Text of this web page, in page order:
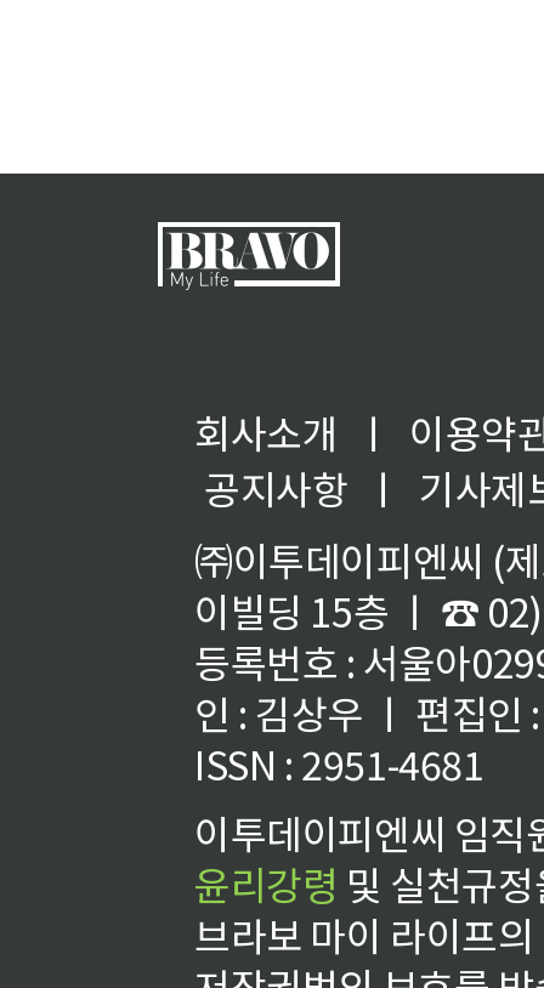
회사소개 ㅣ
이용약
공지사항
ㅣ
기사제
㈜이투데이피엔씨 (
이빌딩 15층 ㅣ ☎
등록번호 : 서울아
인 : 김상우 ㅣ 편집인
ISSN : 2951-4681
이투데이피엔씨 임
윤리강령 및 실천규
브라보 마이 라이프